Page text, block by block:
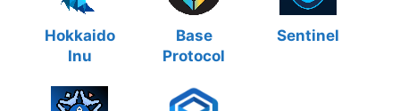
Hokkaido
Inu
Base
Protocol
Sentinel